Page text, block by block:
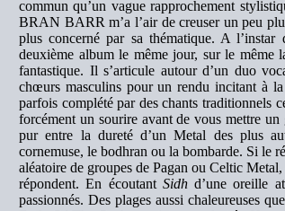
commun qu’un vague rapprochement
BRAN BARR m’a l’air de creuser un peu
plus concerné par sa thématique. A
deuxième album le même jour, sur le même
fantastique. Il s’articule autour d’un duo
chœurs masculins pour un rendu incitant à
parfois complété par des chants traditionnels
forcément un sourire avant de vous mettre
pur entre la dureté d’un Metal des plus
cornemuse, le bodhran ou la bombarde. Si le
aléatoire de groupes de Pagan ou Celtic
répondent. En écoutant Sidhd’une oreille
passionnés. Des plages aussi chaleureuses